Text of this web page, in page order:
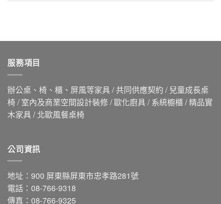
服務項目
辦公桌、椅、櫃、屏風等家具 / 共同供應契約 / 兒童成長桌
椅 / 室內及商業空間設計裝修 / 歐化廚具 / 系統櫥櫃 / 精品實
木家具 / 北歐風餐桌椅
公司資訊
地址：900 屏東縣屏東市忠孝路281號
電話：08-766-9318
傳真：08-766-9325